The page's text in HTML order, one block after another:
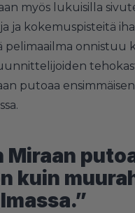
myös lukuisilla
ja kokemuspisteitä
pelimaailma onnistuu
putoaa
Miraan
kuin